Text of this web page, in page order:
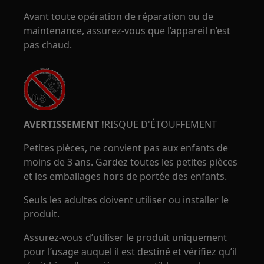
Avant toute opération de réparation ou de
maintenance, assurez-vous que l’appareil n’est
pas chaud.
AVERTISSEMENT !RISQUE D'ÉTOUFFEMENT
Petites pièces, ne convient pas aux enfants de
moins de 3 ans. Gardez toutes les petites pièces
et les emballages hors de portée des enfants.
Seuls les adultes doivent utiliser ou installer le
produit.
Assurez-vous d’utiliser le produit uniquement
pour l’usage auquel il est destiné et vérifiez qu’il